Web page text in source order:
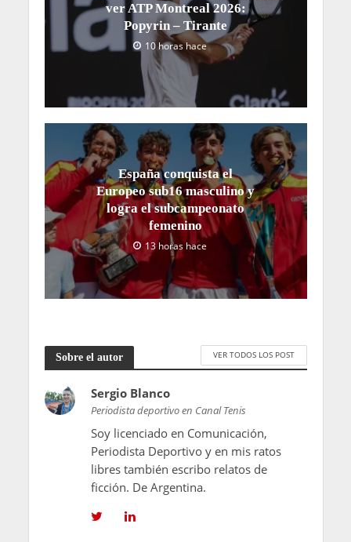
ver ATP Montreal 2026:
Popyrin – Tirante
10 horas hace
España conquista el
Europeo sub16 masculino y
logra el subcampeonato
femenino
13 horas hace
Sobre el autor VER TODOS LOS POST
Sergio Blanco
Periodista deportivo en Canal Tenis
Soy licenciado en Comunicación,
Periodista Deportivo y en mis ratos
libres también escribo relatos de
ficción. De Argentina.